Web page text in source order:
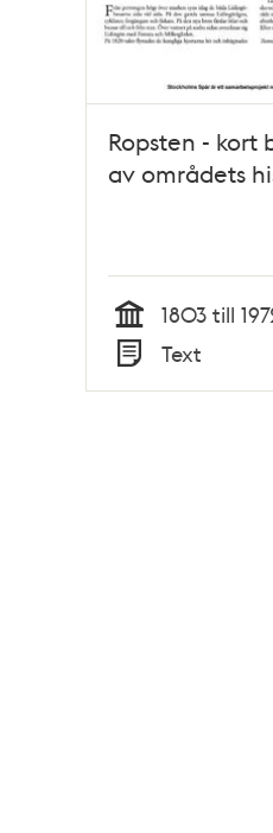
Ropsten - kort
av områdets
Tid
1803 till
Text